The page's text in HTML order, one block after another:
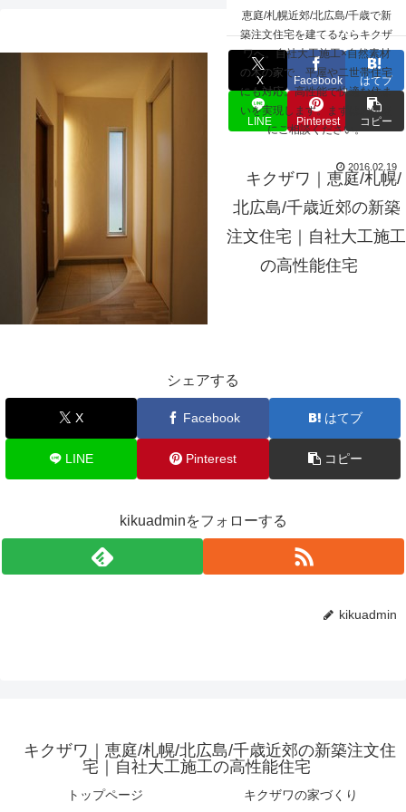
恵庭/札幌近郊/北広島/千歳で新
築注文住宅を建てるならキクザ
ワへ。自社大工施工×自然素材
の木の家で、平屋や二世帯住宅
にも対応。高性能で快適な住ま
いを実現します。まずはお気軽
にご相談ください。
キクザワ｜恵庭/札幌/
北広島/千歳近郊の新築
注文住宅｜自社大工施工
の高性能住宅
☰
hall_130
X Facebook はてブ
LINE Pinterest コピー
2016.02.19
シェアする
X Facebook はてブ
LINE Pinterest コピー
kikuadminをフォローする
kikuadmin
キクザワ｜恵庭/札幌/北広島/千歳近郊の新築注文住
宅｜自社大工施工の高性能住宅
トップページ キクザワの家づくり